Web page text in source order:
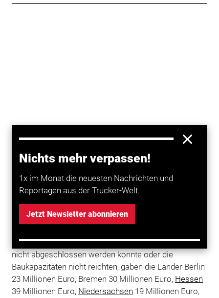
Nichts mehr verpassen!
1x im Monat die neuesten Nachrichten und
Reportagen aus der Trucker-Welt.
Jetzt Newsletter abonnieren
November) wurden nicht abgerufen. Weil die Planung
nicht abgeschlossen werden konnte oder die
Baukapazitäten nicht reichten, gaben die Länder Berlin
23 Millionen Euro, Bremen 30 Millionen Euro, Hessen
39 Millionen Euro, Niedersachsen 19 Millionen Euro,